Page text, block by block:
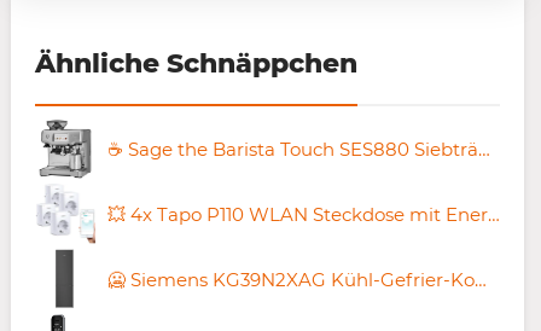
Ähnliche Schnäppchen
☕ Sage the Barista Touch SES880 Siebträger Espressomaschine für 687,95€ (statt 799€)
💥 4x Tapo P110 WLAN Steckdose mit Energieverbrauchsmesser für 29,66€ (statt 41€)
🥶 Siemens KG39N2XAG Kühl-Gefrier-Kombination für 999,99€ (statt 1.107€)